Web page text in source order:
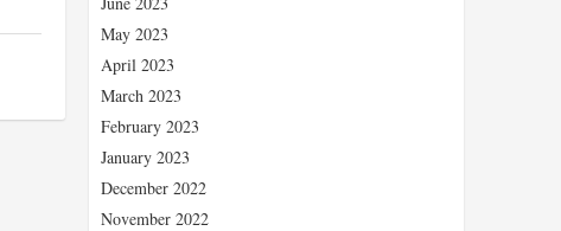
May 2023
April 2023
March 2023
February 2023
January 2023
December 2022
November 2022